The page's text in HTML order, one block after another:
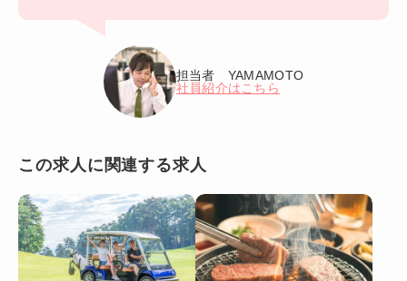
担当者 YAMAMOTO
社員紹介はこちら
この求人に関連する求人